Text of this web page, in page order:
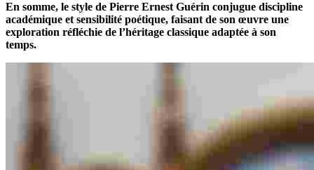
En somme, le style de Pierre Ernest Guérin conjugue discipline
académique et sensibilité poétique, faisant de son œuvre une
exploration réfléchie de l’héritage classique adaptée à son
temps.